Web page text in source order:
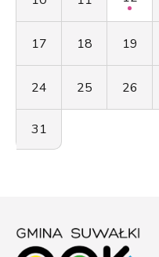
17 18 19
24 25 26
31